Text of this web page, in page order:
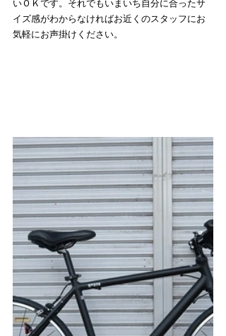
いＯＫです。それでもいまいち自分に合ったサ
イズ感がわからなければお近くのスタッフにお
気軽にお声掛けください。